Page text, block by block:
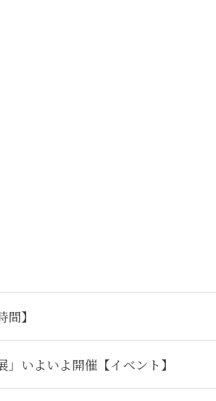
】
いよいよ開催【イベント】